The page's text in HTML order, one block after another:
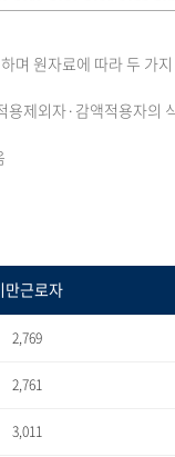
며 원자료에 따라 두 가
제외자·감액적용자의
만근로자
2,769
2,761
3,011